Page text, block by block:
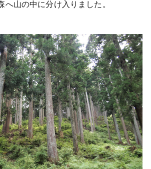
へ山の中に分け入りました。